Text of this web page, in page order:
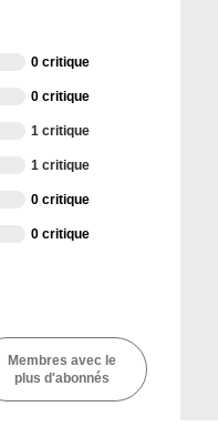
0 critique
0 critique
1 critique
1 critique
0 critique
0 critique
Membres avec le
plus d'abonnés